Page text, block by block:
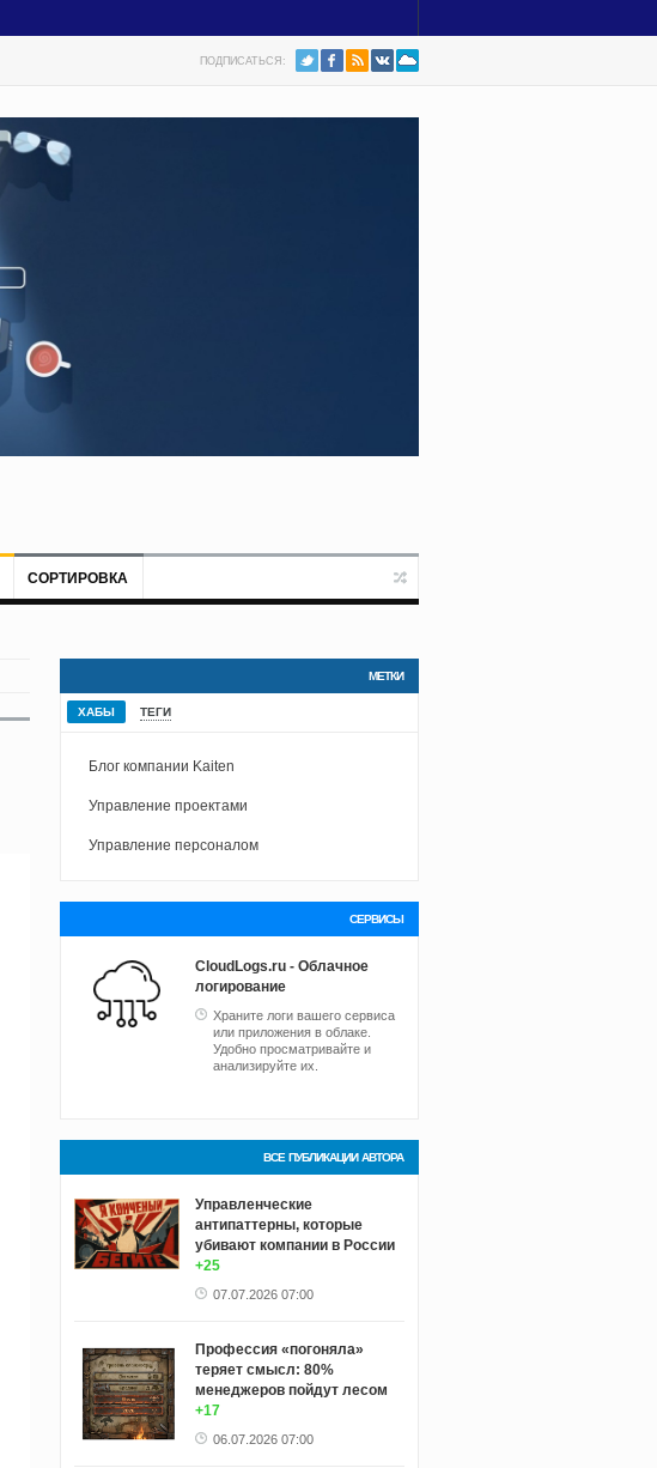
ПОДПИСАТЬСЯ:
СОРТИРОВКА
МЕТКИ
ХАБЫ ТЕГИ
Блог компании Kaiten
Управление проектами
Управление персоналом
СЕРВИСЫ
CloudLogs.ru - Облачное
логирование
Храните логи вашего сервиса
или приложения в облаке.
Удобно просматривайте и
анализируйте их.
ВСЕ ПУБЛИКАЦИИ АВТОРА
Управленческие
антипаттерны, которые
убивают компании в России
+25
07.07.2026 07:00
Профессия «погоняла»
теряет смысл: 80%
менеджеров пойдут лесом
+17
06.07.2026 07:00